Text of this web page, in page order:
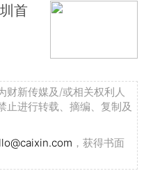
首
财新传媒及/或相关权利人
止进行转载、摘编、复制及
，获得书面